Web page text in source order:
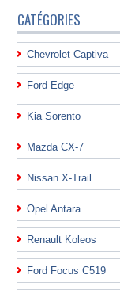
CATÉGORIES
Chevrolet Captiva
Ford Edge
Kia Sorento
Mazda CX-7
Nissan X-Trail
Opel Antara
Renault Koleos
Ford Focus C519